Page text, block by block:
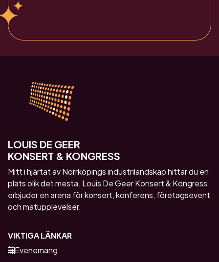
Alternative:
LOUIS DE GEER
KONSERT & KONGRESS
Mitt i hjärtat av Norrköpings industrilandskap hittar du en
plats olik det mesta. Louis De Geer Konsert & Kongress
erbjuder en arena för konsert, konferens, företagsevent
och matupplevelser.
VIKTIGA LÄNKAR
Evenemang